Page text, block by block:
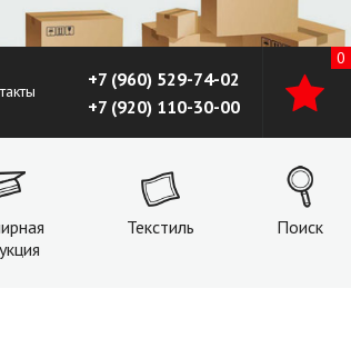
0
+7 (960) 529-74-02
+7 (920) 110-30-00
Текстиль Поиск